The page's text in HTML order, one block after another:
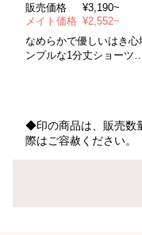
販売価格
¥3,190~
メイト価格 ¥2,552~
なめらかで優しいはき心
ンプルな1分丈ショーツ
◆印の商品は、販売数
際はご容赦ください。